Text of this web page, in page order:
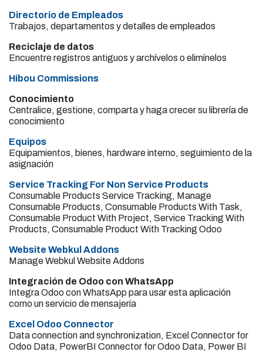
Directorio de Empleados
Trabajos, departamentos y detalles de empleados
Reciclaje de datos
Encuentre registros antiguos y archívelos o elimínelos
Hibou Commissions
Conocimiento
Centralice, gestione, comparta y haga crecer su librería de
conocimiento
Equipos
Equipamientos, bienes, hardware interno, seguimiento de la
asignación
Service Tracking For Non Service Products
Consumable Products Service Tracking, Manage
Consumable Products, Consumable Products With Task,
Consumable Product With Project, Service Tracking With
Products, Consumable Product With Tracking Odoo
Website Webkul Addons
Manage Webkul Website Addons
Integración de Odoo con WhatsApp
Integra Odoo con WhatsApp para usar esta aplicación
como un servicio de mensajería
Excel Odoo Connector
Data connection and synchronization, Excel Connector for
Odoo Data, PowerBI Connector for Odoo Data, Power BI